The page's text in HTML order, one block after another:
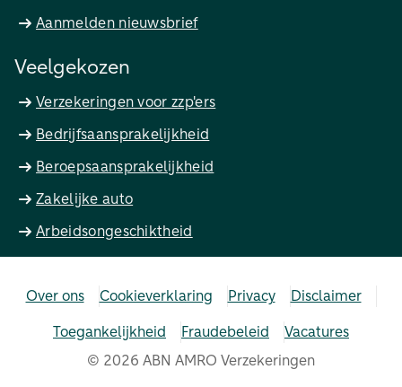
Aanmelden nieuwsbrief
Veelgekozen
Verzekeringen voor zzp'ers
Bedrijfsaansprakelijkheid
Beroepsaansprakelijkheid
Zakelijke auto
Arbeidsongeschiktheid
Over ons Cookieverklaring Privacy Disclaimer
Toegankelijkheid Fraudebeleid
Vacatures
© 2026 ABN AMRO Verzekeringen